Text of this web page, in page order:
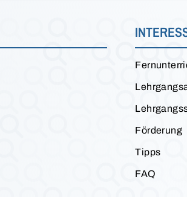
Förderung
Tipps
FAQ